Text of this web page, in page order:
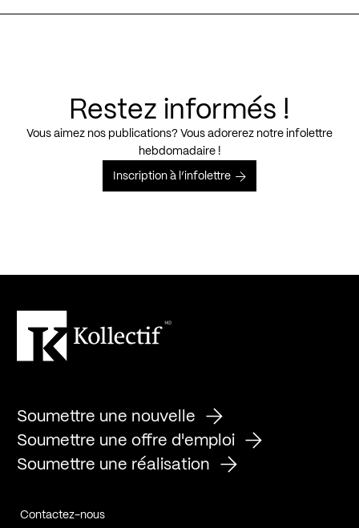
Restez informés !
Vous aimez nos publications? Vous adorerez notre infolettre
hebdomadaire !
Inscription à l’infolettre
Soumettre une nouvelle
Soumettre une offre d'emploi
Soumettre une réalisation
Contactez-nous